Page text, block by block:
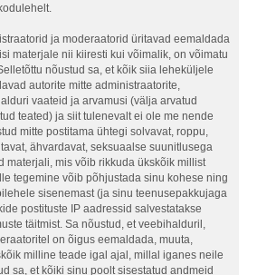
ja moderaatorid üritavad eemaldada
materjale nii kiiresti kui võimalik, on võimatu
nõustud sa, et kõik siia leheküljele
autorite mitte administraatorite,
vaateid ja arvamusi (välja arvatud
teated) ja siit tulenevalt ei ole me nende
mitte postitama ühtegi solvavat, roppu,
ähvardavat, seksuaalse suunitlusega
materjali, mis võib rikkuda ükskõik millist
tegemine võib põhjustada sinu kohese ning
sisenemast (ja sinu teenusepakkujaga
postituste IP aadressid salvestatakse
täitmist. Sa nõustud, et veebihalduril,
on õigus eemaldada, muuta,
milline teade igal ajal, millal iganes neile
sa, et kõiki sinu poolt sisestatud andmeid